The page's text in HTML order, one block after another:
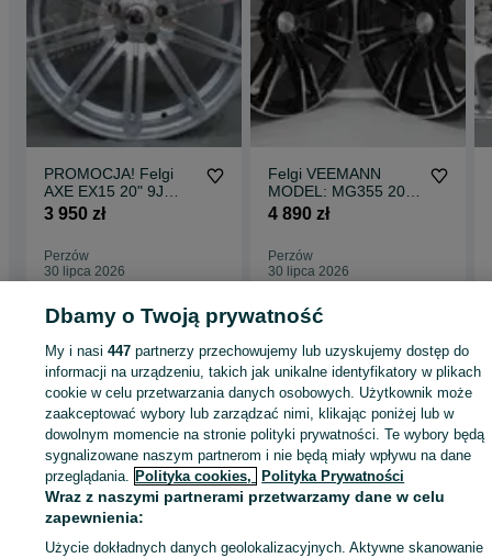
PROMOCJA! Felgi
AXE EX15 20" 9J
ET25 5x114,3 / 5x112
3 950 zł
Perzów
30 lipca 2026
Felgi VEEMANN
MODEL: MG355 20"
9J ET35 + 10,5J
4 890 zł
Perzów
30 lipca 2026
Strona główna Motoryzacja Opony i Felgi Felgi Felgi - Wielkopolskie
- Perzów
KATEGORIA
927680607 Wyświetlenia:
Zadzwoń / SMS Wyślij wiadomość
Dbamy o Twoją prywatność
My i nasi447 partnerzy przechowujemy lub uzyskujemy dostęp do
informacji na urządzeniu, takich jak unikalne identyfikatory w plikach
cookie w celu przetwarzania danych osobowych. Użytkownik może
zaakceptować wybory lub zarządzać nimi, klikając poniżej lub w
dowolnym momencie na stronie polityki prywatności. Te wybory będą
sygnalizowane naszym partnerom i nie będą miały wpływu na dane
przeglądania. Polityka cookies, Polityka Prywatności
Wraz z naszymi partnerami przetwarzamy dane w celu
zapewnienia:
Użycie dokładnych danych geolokalizacyjnych. Aktywne skanowanie